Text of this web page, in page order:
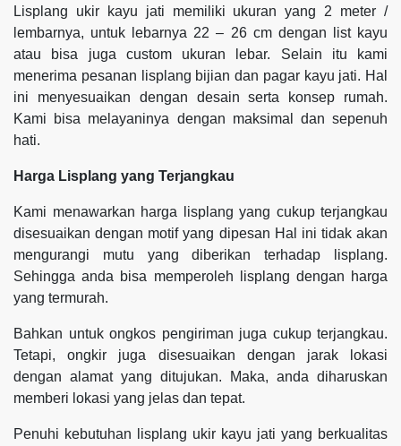
Lisplang ukir kayu jati memiliki ukuran yang 2 meter /
lembarnya, untuk lebarnya 22 – 26 cm dengan list kayu
atau bisa juga custom ukuran lebar. Selain itu kami
menerima pesanan lisplang bijian dan pagar kayu jati. Hal
ini menyesuaikan dengan desain serta konsep rumah.
Kami bisa melayaninya dengan maksimal dan sepenuh
hati.
Harga Lisplang yang Terjangkau
Kami menawarkan harga lisplang yang cukup terjangkau
disesuaikan dengan motif yang dipesan Hal ini tidak akan
mengurangi mutu yang diberikan terhadap lisplang.
Sehingga anda bisa memperoleh lisplang dengan harga
yang termurah.
Bahkan untuk ongkos pengiriman juga cukup terjangkau.
Tetapi, ongkir juga disesuaikan dengan jarak lokasi
dengan alamat yang ditujukan. Maka, anda diharuskan
memberi lokasi yang jelas dan tepat.
Penuhi kebutuhan lisplang ukir kayu jati yang berkualitas